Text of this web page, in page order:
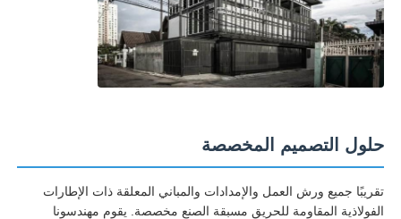
حلول التصميم المخصصة
تقريبًا جميع ورش العمل والإمدادات والمباني المعلقة ذات الإطارات
الفولاذية المقاومة للحريق مسبقة الصنع مخصصة. يقوم مهندسونا